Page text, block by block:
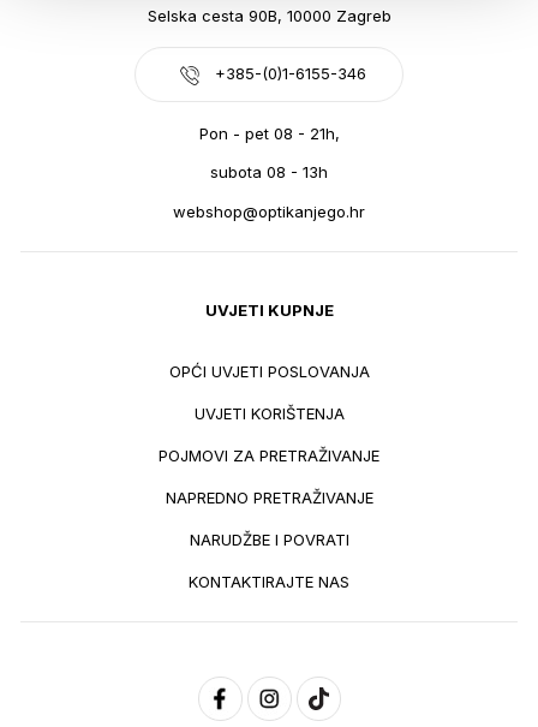
Selska cesta 90B, 10000 Zagreb
+385-(0)1-6155-346
Pon - pet 08 - 21h,
subota 08 - 13h
webshop@optikanjego.hr
UVJETI KUPNJE
OPĆI UVJETI POSLOVANJA
UVJETI KORIŠTENJA
POJMOVI ZA PRETRAŽIVANJE
NAPREDNO PRETRAŽIVANJE
NARUDŽBE I POVRATI
KONTAKTIRAJTE NAS